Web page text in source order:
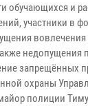
обучающихся и
участники в
недопущения
запрещённых
охраны
полиции